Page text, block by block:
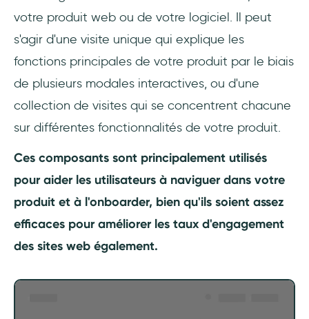
votre produit web ou de votre logiciel. Il peut
s'agir d'une visite unique qui explique les
fonctions principales de votre produit par le biais
de plusieurs modales interactives, ou d'une
collection de visites qui se concentrent chacune
sur différentes fonctionnalités de votre produit.
Ces composants sont principalement utilisés
pour aider les utilisateurs à naviguer dans votre
produit et à l'onboarder, bien qu'ils soient assez
efficaces pour améliorer les taux d'engagement
des sites web également.